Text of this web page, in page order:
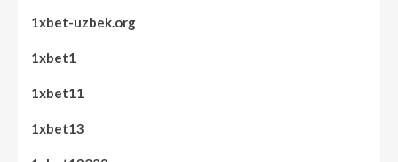
1xbet-uzbek.org
1xbet1
1xbet11
1xbet13